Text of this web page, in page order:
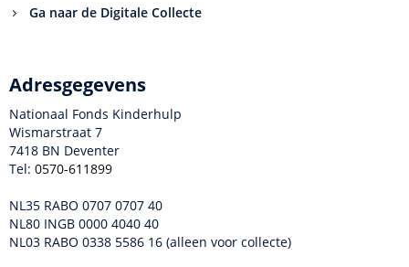
Ga naar de Digitale Collecte
Adresgegevens
Nationaal Fonds Kinderhulp
Wismarstraat 7
7418 BN Deventer
Tel: 0570-611899
NL35 RABO 0707 0707 40
NL80 INGB 0000 4040 40
NL03 RABO 0338 5586 16 (alleen voor collecte)